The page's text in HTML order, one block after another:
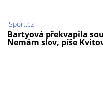
iSport.cz
Bartyová překvapila
Nemám slov, píše